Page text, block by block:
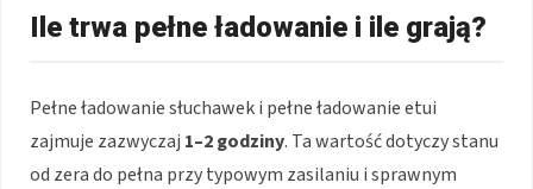
Ile trwa pełne ładowanie i ile grają?
Pełne ładowanie słuchawek i pełne ładowanie etui
zajmuje zazwyczaj 1–2 godziny. Ta wartość dotyczy stanu
od zera do pełna przy typowym zasilaniu i sprawnym